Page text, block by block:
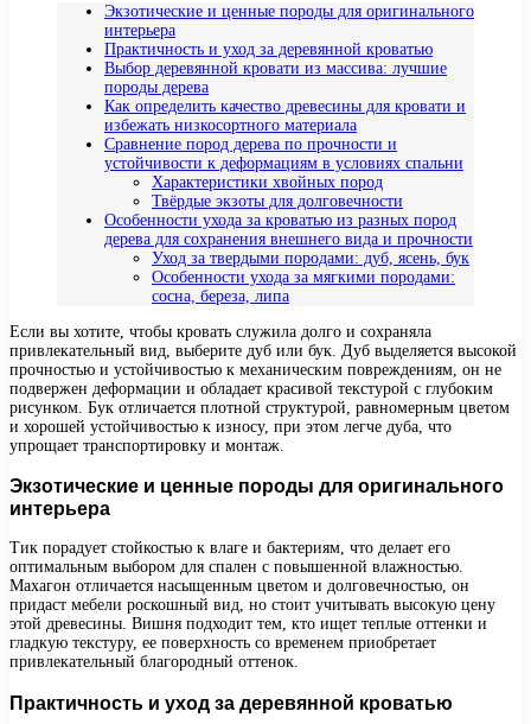
Экзотические и ценные породы для оригинального
интерьера
Практичность и уход за деревянной кроватью
Выбор деревянной кровати из массива: лучшие
породы дерева
Как определить качество древесины для кровати и
избежать низкосортного материала
Сравнение пород дерева по прочности и
устойчивости к деформациям в условиях спальни
Характеристики хвойных пород
Твёрдые экзоты для долговечности
Особенности ухода за кроватью из разных пород
дерева для сохранения внешнего вида и прочности
Уход за твердыми породами: дуб, ясень, бук
Особенности ухода за мягкими породами:
сосна, береза, липа
Если вы хотите, чтобы кровать служила долго и сохраняла
привлекательный вид, выберите дуб или бук. Дуб выделяется высокой
прочностью и устойчивостью к механическим повреждениям, он не
подвержен деформации и обладает красивой текстурой с глубоким
рисунком. Бук отличается плотной структурой, равномерным цветом
и хорошей устойчивостью к износу, при этом легче дуба, что
упрощает транспортировку и монтаж.
Экзотические и ценные породы для оригинального
интерьера
Тик порадует стойкостью к влаге и бактериям, что делает его
оптимальным выбором для спален с повышенной влажностью.
Махагон отличается насыщенным цветом и долговечностью, он
придаст мебели роскошный вид, но стоит учитывать высокую цену
этой древесины. Вишня подходит тем, кто ищет теплые оттенки и
гладкую текстуру, ее поверхность со временем приобретает
привлекательный благородный оттенок.
Практичность и уход за деревянной кроватью